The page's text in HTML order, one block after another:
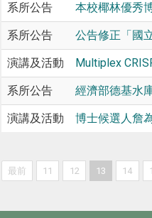
系所公告 本校椰林優秀
系所公告 公告修正「國
演講及活動 Multiplex
系所公告 經濟部德基水
演講及活動 博士候選人詹
最前 11 12 13 14